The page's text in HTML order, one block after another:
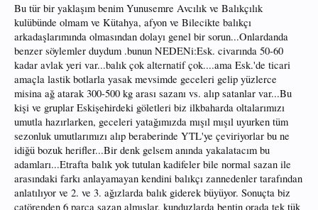
Bu tür bir yaklaşım benim Yunusemre Avcılık ve Balıkçılık
kulübünde olmam ve Kütahya, afyon ve Bilecikte balıkçı
arkadaşlarımında olmasından dolayı genel bir sorun...Onlardanda
benzer söylemler duydum .bunun NEDENi:Esk. civarında 50-60
kadar avlak yeri var...balık çok alternatif çok....ama Esk.'de ticari
amaçla lastik botlarla yasak mevsimde geceleri gelip yüzlerce
misina ağ atarak 300-500 kg arası sazanı vs. alıp satanlar var...Bu
kişi ve gruplar Eskişehirdeki göletleri biz ilkbaharda oltalarımızı
umutla hazırlarken, geceleri yatağımızda mışıl mışıl uyurken tüm
sezonluk umutlarımızı alıp beraberinde YTL'ye çeviriyorlar bu ne
idiğü bozuk herifler...Bir denk gelsem anında yakalatacım bu
adamları...Etrafta balık yok tutulan kadifeler bile normal sazan ile
arasındaki farkı anlayamayan kendini balıkçı zannedenler tarafından
anlatılıyor ve 2. ve 3. ağızlarda balık giderek büyüyor. Sonuçta biz
çatörenden 6 parça sazan almışlar, kunduzlarda bentin orada tek tük